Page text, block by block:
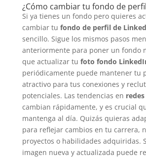
¿Cómo cambiar tu fondo de
Si ya tienes un fondo pero quieres
cambiar tu fondo de perfil de
sencillo. Sigue los mismos pasos
anteriormente para poner un fondo
que actualizar tu foto fondo
periódicamente puede mantener tu
atractivo para tus conexiones y
potenciales. Las tendencias en
cambian rápidamente, y es crucial
mantenga al día. Quizás quieras
para reflejar cambios en tu carrera,
proyectos o habilidades adquiridas.
imagen nueva y actualizada puede